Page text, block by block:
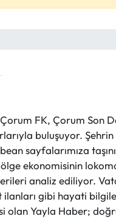
FK, Çorum Son
buluşuyor.
sayfalarımıza
ekonomisinin
analiz ediliyor.
gibi hayati
Yayla Haber;